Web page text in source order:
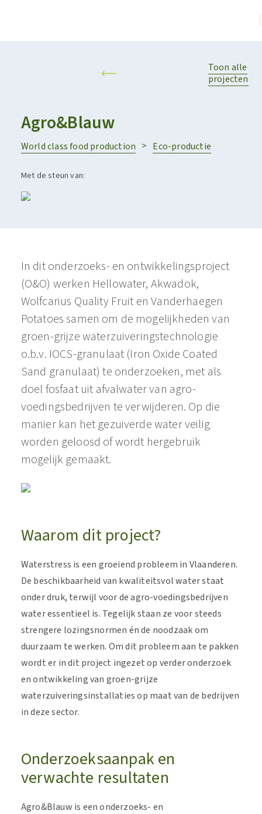
Toon alle
projecten
Agro&Blauw
World class food production Eco-productie
Met de steun van:
In dit onderzoeks- en ontwikkelingsproject
(O&O) werken Hellowater, Akwadok,
Wolfcarius Quality Fruit en Vanderhaegen
Potatoes samen om de mogelijkheden van
groen-grijze waterzuiveringstechnologie
o.b.v. IOCS-granulaat (Iron Oxide Coated
Sand granulaat) te onderzoeken, met als
doel fosfaat uit afvalwater van agro-
voedingsbedrijven te verwijderen. Op die
manier kan het gezuiverde water veilig
worden geloosd of wordt hergebruik
mogelijk gemaakt.
Waarom dit project?
Waterstress is een groeiend probleem in Vlaanderen.
De beschikbaarheid van kwaliteitsvol water staat
onder druk, terwijl voor de agro-voedingsbedrijven
water essentieel is. Tegelijk staan ze voor steeds
strengere lozingsnormen én de noodzaak om
duurzaam te werken. Om dit probleem aan te pakken
wordt er in dit project ingezet op verder onderzoek
en ontwikkeling van groen-grijze
waterzuiveringsinstallaties op maat van de bedrijven
in deze sector.
Onderzoeksaanpak en
verwachte resultaten
Agro&Blauw is een onderzoeks- en